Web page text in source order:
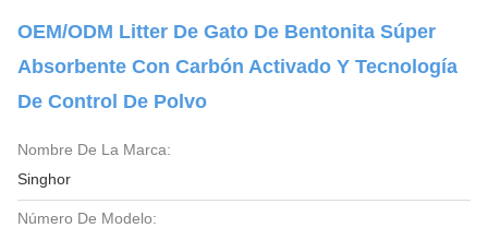
OEM/ODM Litter De Gato De Bentonita Súper
Absorbente Con Carbón Activado Y Tecnología
De Control De Polvo
Nombre De La Marca:
Singhor
Número De Modelo: